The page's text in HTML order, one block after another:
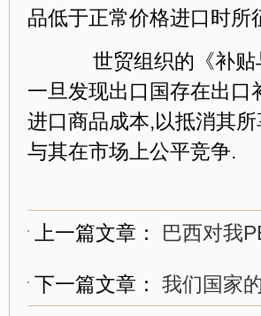
品低于正常价格进口时所
世贸组织的《补贴
一旦发现出口国存在出口
进口商品成本,以抵消其
与其在市场上公平竞争.
上一篇文章： 巴西对我
下一篇文章： 我们国家